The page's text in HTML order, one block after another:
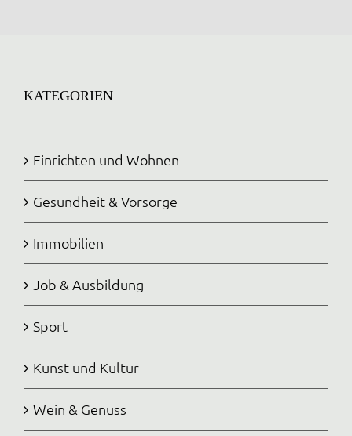
KATEGORIEN
Einrichten und Wohnen
Gesundheit & Vorsorge
Immobilien
Job & Ausbildung
Sport
Kunst und Kultur
Wein & Genuss